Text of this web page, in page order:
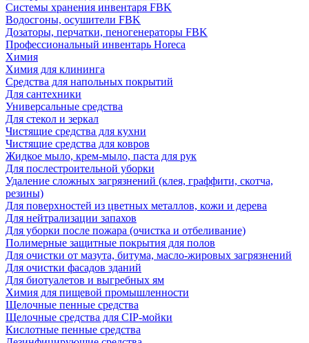
Системы хранения инвентаря FBK
Водосгоны, осушители FBK
Дозаторы, перчатки, пеногенераторы FBK
Профессиональный инвентарь Horeca
Химия
Химия для клининга
Средства для напольных покрытий
Для сантехники
Универсальные средства
Для стекол и зеркал
Чистящие средства для кухни
Чистящие средства для ковров
Жидкое мыло, крем-мыло, паста для рук
Для послестроительной уборки
Удаление сложных загрязнений (клея, граффити, скотча,
резины)
Для поверхностей из цветных металлов, кожи и дерева
Для нейтрализации запахов
Для уборки после пожара (очистка и отбеливание)
Полимерные защитные покрытия для полов
Для очистки от мазута, битума, масло-жировых загрязнений
Для очистки фасадов зданий
Для биотуалетов и выгребных ям
Химия для пищевой промышленности
Щелочные пенные средства
Щелочные средства для CIP-мойки
Кислотные пенные средства